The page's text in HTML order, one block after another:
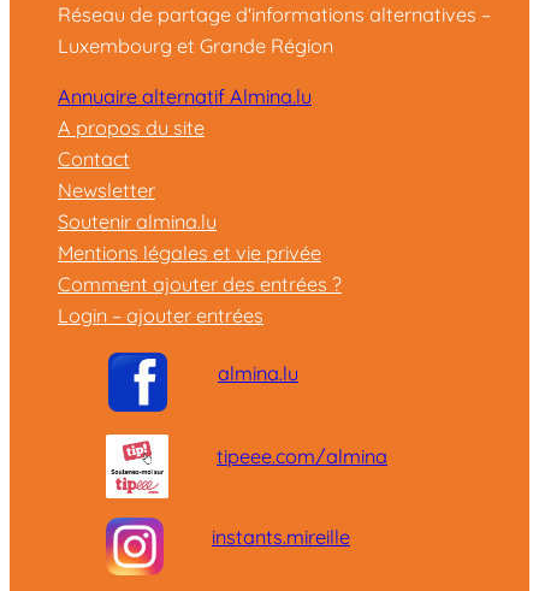
Réseau de partage d'informations alternatives –
Luxembourg et Grande Région
Annuaire alternatif Almina.lu
A propos du site
Contact
Newsletter
Soutenir almina.lu
Mentions légales et vie privée
Comment ajouter des entrées ?
Login – ajouter entrées
almina.lu
tipeee.com/almina
instants.mireille